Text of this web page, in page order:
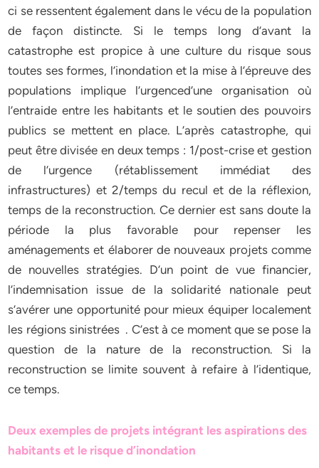
ci se ressentent également dans le vécu de la population
de façon distincte. Si le temps long d’avant la
catastrophe est propice à une culture du risque sous
toutes ses formes, l’inondation et la mise à l’épreuve des
populations implique l’urgenced’une organisation où
l’entraide entre les habitants et le soutien des pouvoirs
publics se mettent en place. L’après catastrophe, qui
peut être divisée en deux temps : 1/post-crise et gestion
de l’urgence (rétablissement immédiat des
infrastructures) et 2/temps du recul et de la réflexion,
temps de la reconstruction. Ce dernier est sans doute la
période la plus favorable pour repenser les
aménagements et élaborer de nouveaux projets comme
de nouvelles stratégies. D’un point de vue financier,
l’indemnisation issue de la solidarité nationale peut
s’avérer une opportunité pour mieux équiper localement
les régions sinistrées . C’est à ce moment que se pose la
question de la nature de la reconstruction. Si la
reconstruction se limite souvent à refaire à l’identique,
ce temps.
Deux exemples de projets intégrant les aspirations des
habitants et le risque d’inondation